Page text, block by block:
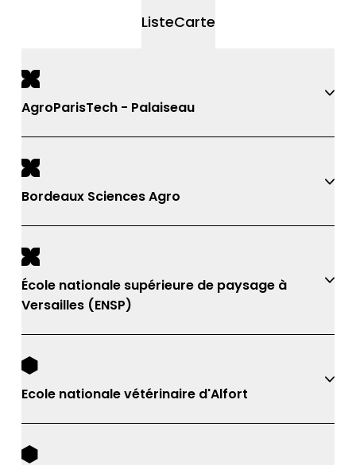
ListeCarte
AgroParisTech - Palaiseau
Bordeaux Sciences Agro
École nationale supérieure de paysage à
Versailles (ENSP)
Ecole nationale vétérinaire d'Alfort